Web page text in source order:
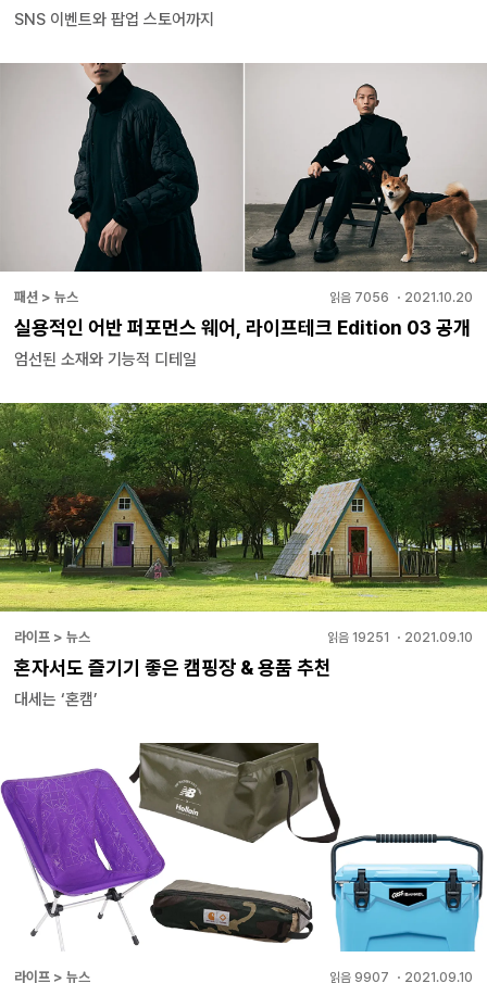
SNS 이벤트와 팝업 스토어까지
패션 > 뉴스 읽음 7056 ・ 2021.10.20
실용적인 어반 퍼포먼스 웨어, 라이프테크 Edition 03 공개
엄선된 소재와 기능적 디테일
라이프 > 뉴스 읽음 19251 ・ 2021.09.10
혼자서도 즐기기 좋은 캠핑장 & 용품 추천
대세는 ‘혼캠’
라이프 > 뉴스 읽음 9907 ・ 2021.09.10